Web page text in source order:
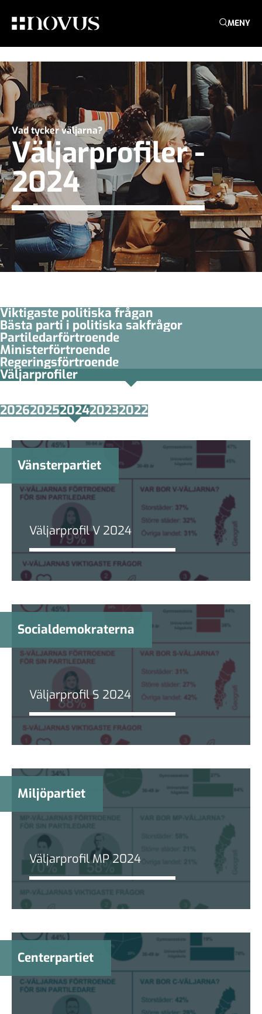
MENY
Vad tycker väljarna?
Väljarprofiler -
2024
Viktigaste politiska frågan
Bästa parti i politiska sakfrågor
Partiledar­förtroende
Minister­­förtroende
Regerings­förtroende
Väljarprofiler
20262025202420232022
Vänsterpartiet
Väljarprofil V 2024
Socialdemokraterna
Väljarprofil S 2024
Miljöpartiet
Väljarprofil MP 2024
Centerpartiet